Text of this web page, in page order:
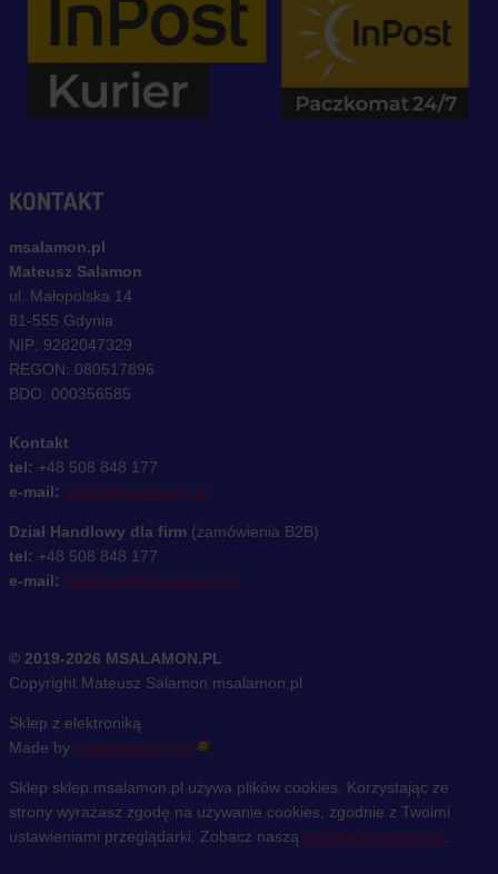
KONTAKT
msalamon.pl
Mateusz Salamon
ul. Małopolska 14
81-555 Gdynia
NIP: 9282047329
REGON: 080517896
BDO: 000356585
Kontakt
tel: +48 508 848 177
e-mail: sklep@msalamon.pl
Dział Handlowy dla firm (zamówienia B2B)
tel: +48 508 848 177
e-mail: handlowy@msalamon.pl
© 2019-2026 MSALAMON.PL
Copyright Mateusz Salamon msalamon.pl
Sklep z elektroniką
Made by cosmonauts.dev
Sklep sklep.msalamon.pl używa plików cookies. Korzystając ze
strony wyrażasz zgodę na używanie cookies, zgodnie z Twoimi
ustawieniami przeglądarki. Zobacz naszą politykę prywatności